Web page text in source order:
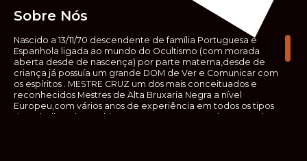
Sobre Nós
Nascido a 13/11/70 descendente de família Portuguesa e
Espanhola ligada ao mundo do Ocultismo (com morada
aberta desde de nascença) por parte materna,desde de
criança já possuía um grande DOM de Ver e Comunicar com
os espíritos . MESTRE CRUZ um dos mais conceituados e
reconhecidos Mestres de Alta Bruxaria Negra a nível
Europeu,com vários anos de experiência em todos os tipos
de trabalhos de Ocultismo. Escreveu os seus saberes ocultos